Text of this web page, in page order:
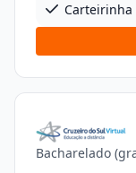
Bacharelado